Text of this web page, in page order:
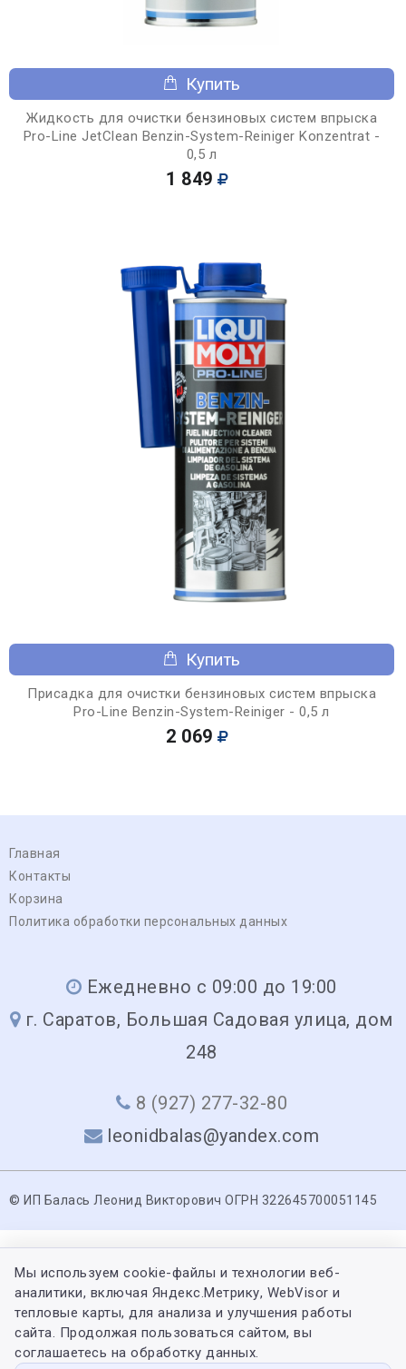
Купить
Жидкость для очистки бензиновых систем впрыска
Pro-Line JetClean Benzin-System-Reiniger Konzentrat -
0,5 л
1 849
Купить
Присадка для очистки бензиновых систем впрыска
Pro-Line Benzin-System-Reiniger - 0,5 л
2 069
Главная
Контакты
Корзина
Политика обработки персональных данных
Ежедневно с 09:00 до 19:00
г. Саратов, Большая Садовая улица, дом
248
8 (927) 277-32-80
leonidbalas@yandex.com
© ИП Балась Леонид Викторович ОГРН 322645700051145
Мы используем cookie-файлы и технологии веб-
аналитики, включая Яндекс.Метрику, WebVisor и
тепловые карты, для анализа и улучшения работы
сайта. Продолжая пользоваться сайтом, вы
соглашаетесь на обработку данных.